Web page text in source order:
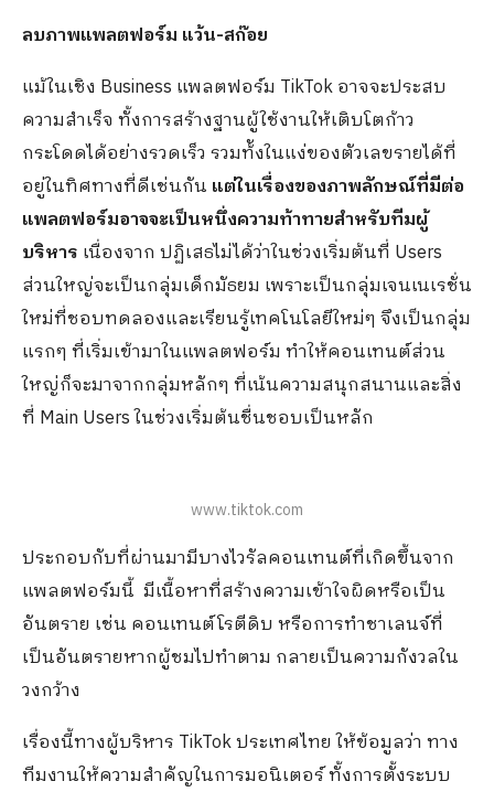
ลบภาพแพลตฟอร์ม แว้น-สก๊อย
แม้ในเชิง Business แพลตฟอร์ม TikTok อาจจะประสบ
ความสำเร็จ ทั้งการสร้างฐานผู้ใช้งานให้เติบโตก้าว
กระโดดได้อย่างรวดเร็ว รวมท้ังในแง่ของตัวเลขรายได้ที่
อยู่ในทิศทางที่ดีเช่นกัน แต่ในเรื่องของภาพลักษณ์ที่มีต่อ
แพลตฟอร์มอาจจะเป็นหนึ่งความท้าทายสำหรับทีมผู้
บริหาร เนื่องจาก ปฏิเสธไม่ได้ว่าในช่วงเริ่มต้นที่ Users
ส่วนใหญ่จะเป็นกลุ่มเด็กมัธยม เพราะเป็นกลุ่มเจนเนเรชั่น
ใหม่ที่ชอบทดลองและเรียนรู้เทคโนโลยีใหม่ๆ จึงเป็นกลุ่ม
แรกๆ ที่เริ่มเข้ามาในแพลตฟอร์ม ทำให้คอนเทนต์ส่วน
ใหญ่ก็จะมาจากกลุ่มหลักๆ ที่เน้นความสนุกสนานและสิ่ง
ที่ Main Users ในช่วงเริ่มต้นชื่นชอบเป็นหลัก
www.tiktok.com
ประกอบกับที่ผ่านมามีบางไวรัลคอนเทนต์ที่เกิดขึ้นจาก
แพลตฟอร์มนี้ มีเนื้อหาที่สร้างความเข้าใจผิดหรือเป็น
อันตราย เช่น คอนเทนต์โรตีดิบ หรือการทำชาเลนจ์ที่
เป็นอันตราย​หากผู้ชมไปทำตาม กลายเป็นความกังวลใน
วงกว้าง
เรื่องนี้ทางผู้บริหาร TikTok ประเทศไทย ให้ข้อมูลว่า ทาง
ทีมงานให้ความสำคัญในการมอนิเตอร์ ทั้งการตั้งระบบ